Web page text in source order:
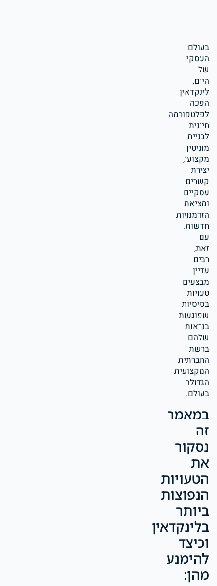
בעולם
העסקי
של
היום,
לינקדאין
הפכה
לפלטפורמה
חיונית
לבניית
מוניטין
מקצועי,
יצירת
קשרים
עסקיים
ומציאת
הזדמנויות
חדשות.
עם
זאת,
רבים
עדיין
מבצעים
טעויות
בסיסיות
שפוגעות
בנראות
שלהם
ברשת
החברתית
המקצועית
הגדולה
בעולם.
במאמר
זה
נסקור
את
הטעויות
הנפוצות
ביותר
בלינקדאין
וכיצד
להימנע
מהן: